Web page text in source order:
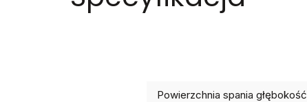
Powierzchnia spania głębokość